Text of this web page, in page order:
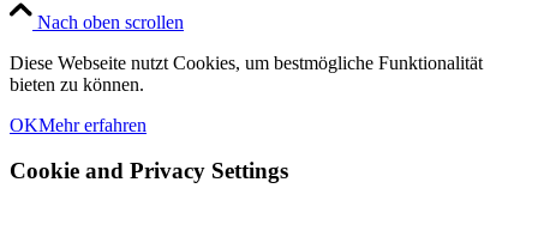
Nach oben scrollen
Diese Webseite nutzt Cookies, um bestmögliche Funktionalität
bieten zu können.
OKMehr erfahren
Cookie and Privacy Settings